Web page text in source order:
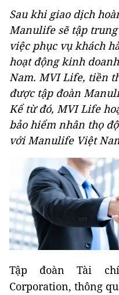
Sau khi giao dịch
Manulife sẽ tập
việc phục vụ khách
hoạt động kinh
Nam. MVI Life, tiền
được tập đoàn
Kể từ đó, MVI Life
bảo hiểm nhân thọ
với Manulife Việt
Tập đoàn Tài
Corporation, thông